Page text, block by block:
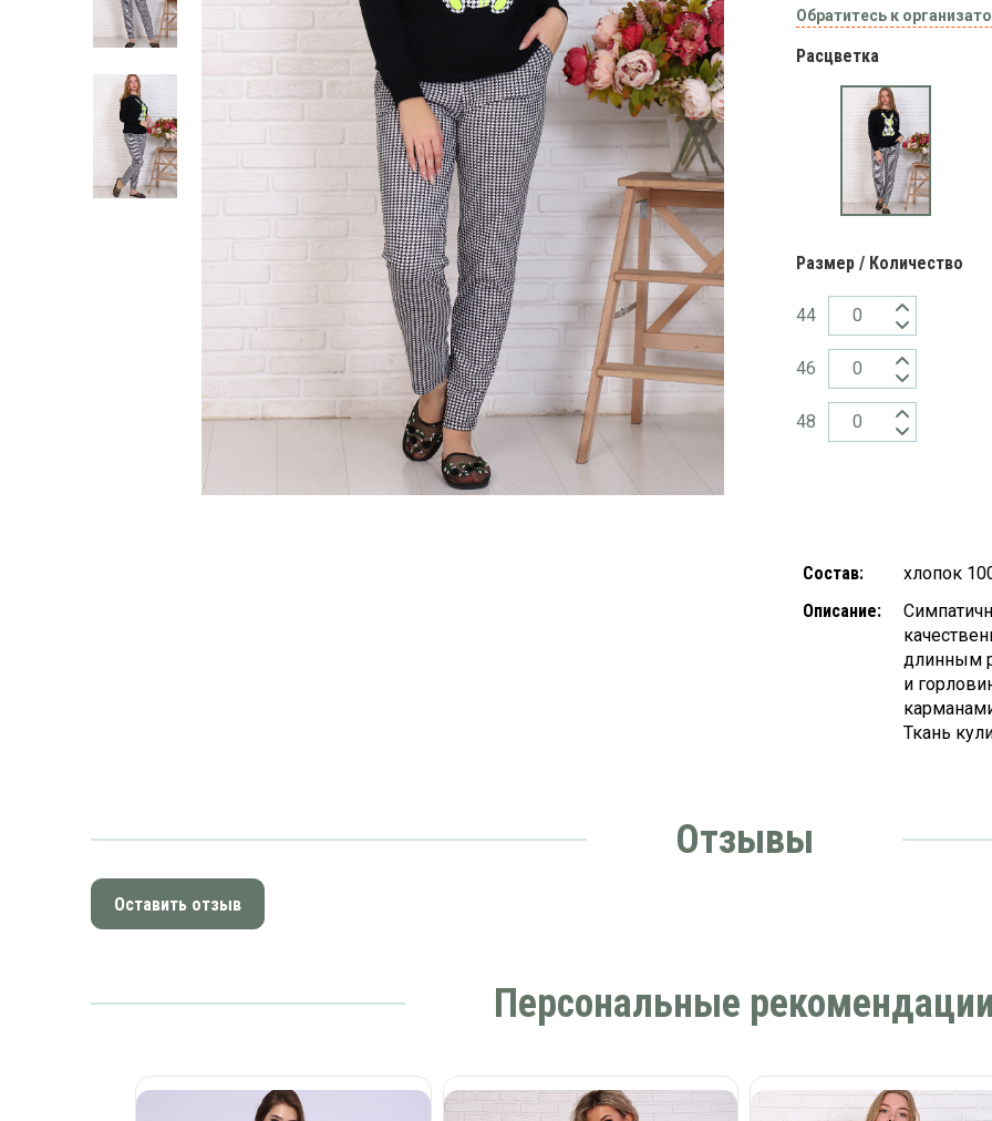
Обратитесь к
Расцветка
Размер / Количество
44
46
48
Состав:
хлопок
Описание:
длинным
и
Ткань
Отзывы
Оставить отзыв
Персональные рекомендации